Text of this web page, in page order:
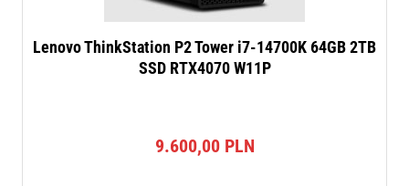
Lenovo ThinkStation P2 Tower i7-14700K 64GB 2TB
SSD RTX4070 W11P
9.600,00 PLN